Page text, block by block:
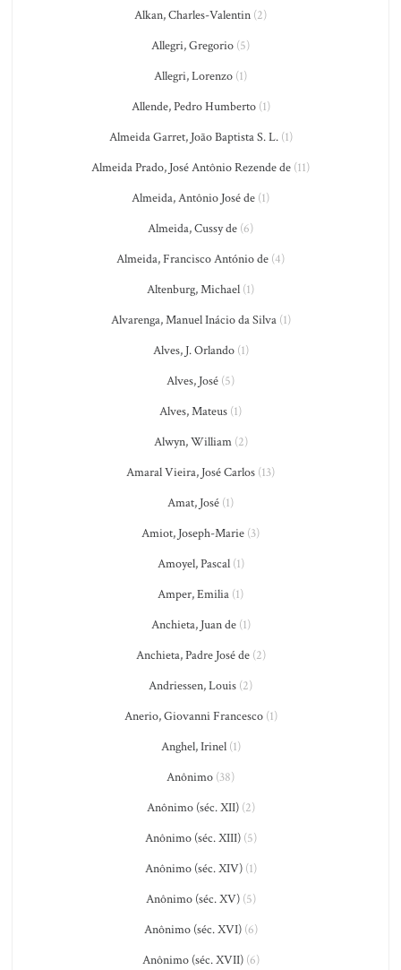
Alkan, Charles-Valentin (2)
Allegri, Gregorio (5)
Allegri, Lorenzo (1)
Allende, Pedro Humberto(1)
Almeida Garret, João Baptista S. L.(1)
Almeida Prado, José Antônio Rezende de (11)
Almeida, Antônio José de (1)
Almeida, Cussy de (6)
Almeida, Francisco António de (4)
Altenburg, Michael (1)
Alvarenga, Manuel Inácio da Silva(1)
Alves, J. Orlando(1)
Alves, José (5)
Alves, Mateus (1)
Alwyn, William(2)
Amaral Vieira, José Carlos (13)
Amat, José (1)
Amiot, Joseph-Marie (3)
Amoyel, Pascal(1)
Amper, Emilia (1)
Anchieta, Juan de(1)
Anchieta, Padre José de(2)
Andriessen, Louis (2)
Anerio, Giovanni Francesco(1)
Anghel, Irinel(1)
Anônimo (38)
Anônimo (séc. XII)(2)
Anônimo (séc. XIII)(5)
Anônimo (séc. XIV)(1)
Anônimo (séc. XV)(5)
Anônimo (séc. XVI)(6)
Anônimo (séc. XVII)(6)